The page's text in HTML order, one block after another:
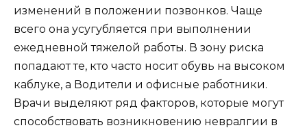
изменений в положении позвонков. Чаще
всего она усугубляется при выполнении
ежедневной тяжелой работы. В зону риска
попадают те, кто часто носит обувь на высоком
каблуке, а Водители и офисные работники.
Врачи выделяют ряд факторов, которые могут
способствовать возникновению невралгии в